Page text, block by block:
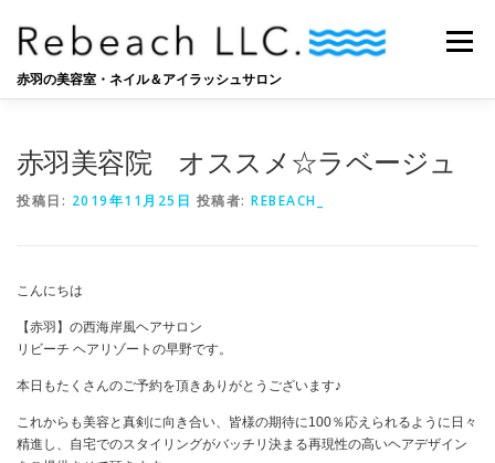
ツ
赤羽の美容室・ネイル＆アイラッシュサロン
メニュー
赤羽美容院 オススメ☆ラベージュ
投稿日: 2019年11月25日 投稿者: REBEACH_
こんにちは
【赤羽】の西海岸風ヘアサロン
リビーチ ヘアリゾートの早野です。
本日もたくさんのご予約を頂きありがとうございます♪
これからも美容と真剣に向き合い、皆様の期待に100％応えられるように日々
精進し、自宅でのスタイリングがバッチリ決まる再現性の高いヘアデザイン